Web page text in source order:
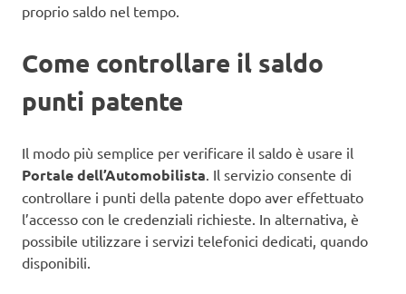
proprio saldo nel tempo.
Come controllare il saldo
punti patente
Il modo più semplice per verificare il saldo è usare il
Portale dell’Automobilista. Il servizio consente di
controllare i punti della patente dopo aver effettuato
l’accesso con le credenziali richieste. In alternativa, è
possibile utilizzare i servizi telefonici dedicati, quando
disponibili.